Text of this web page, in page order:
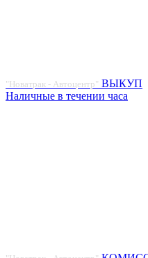
"Новатрак - Автоцентр" ВЫКУП
Наличные в течении часа